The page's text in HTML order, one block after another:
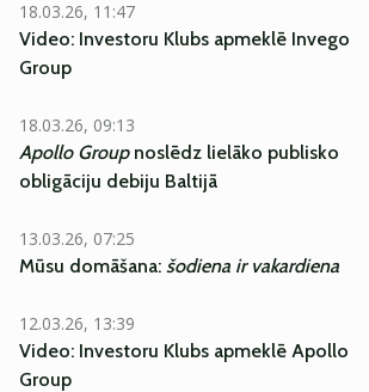
18.03.26, 11:47
Video: Investoru Klubs apmeklē Invego
Group
18.03.26, 09:13
Apollo Groupnoslēdz lielāko publisko
obligāciju debiju Baltijā
13.03.26, 07:25
Mūsu domāšana: šodiena ir vakardiena
12.03.26, 13:39
Video: Investoru Klubs apmeklē Apollo
Group